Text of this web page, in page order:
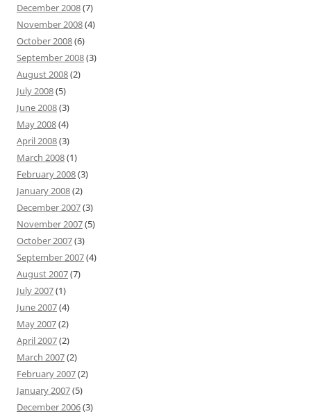
December 2008(7)
November 2008(4)
October 2008(6)
September 2008(3)
August 2008(2)
July 2008(5)
June 2008(3)
May 2008(4)
April 2008(3)
March 2008(1)
February 2008(3)
January 2008(2)
December 2007(3)
November 2007(5)
October 2007(3)
September 2007(4)
August 2007(7)
July 2007(1)
June 2007(4)
May 2007(2)
April 2007(2)
March 2007(2)
February 2007(2)
January 2007(5)
December 2006(3)